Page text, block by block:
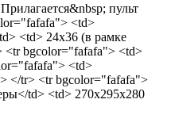
пульт
<td>
<td> 24х36 (в рамке
<tr bgcolor="fafafa"> <td>
<td>
</tr> <tr bgcolor="fafafa">
td> <td> 270x295x280